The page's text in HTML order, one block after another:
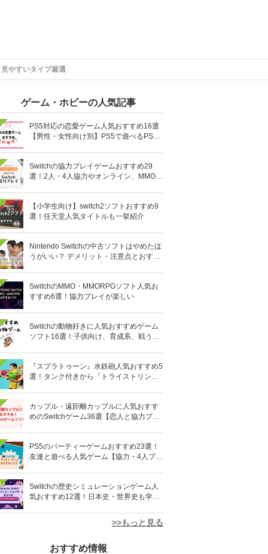
やすいタイプ厳選
ゲーム・ホビーの人気記事
PS5対応の恋愛ゲーム人気おすすめ16選
【男性・女性向け別】PS5で遊べるPS4
Switchの協力プレイゲームおすすめ29
選！2人・4人協力やオンライン、MMOR
【小学生向け】switch2ソフトおすすめ9
選！任天堂人気タイトルも一挙紹介
Nintendo Switchの中古ソフトはやめたほ
うがいい？ デメリット・注意点とおすす
SwitchのMMO・MMORPGソフト人気お
すすめ6選！協力プレイが楽しい
Switchの動物好きに人気おすすめゲーム
ソフト16選！子供向け、育成系、戦う格
『スプラトゥーン』水鉄砲人気おすすめ5
選！タンク付きから「トライストリンガ
カップル・遠距離カップルに人気おすす
めのSwitchゲーム36選【恋人と協力プレ
PS5のパーティーゲームおすすめ23選！
友達と遊べる人気ゲーム【協力・4人プレ
Switchの歴史シミュレーションゲーム人
気おすすめ12選！日本史・世界史も学べ
>>もっと見る
おすすめ情報